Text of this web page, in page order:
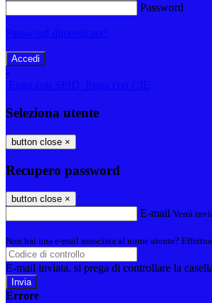
Password
-
Seleziona utente
button close ×
Recupero password
button close ×
E-mail Verrà
Non hai una e-mail associata al nome utente?
E-mail inviata, si prega di controllare la
Errore